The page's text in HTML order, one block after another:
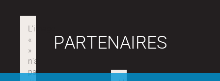
PARTENAIRES